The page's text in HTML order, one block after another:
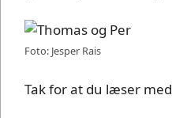
Foto: Jesper Rais
Tak for at du læser med